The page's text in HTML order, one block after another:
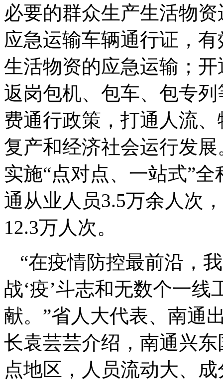
必要的群众生产生活物
应急运输车辆通行证，
生活物资的应急运输；
返岗包机、包车、包专
费通行政策，打通人流
复产和经济社会运行发
实施“点对点、一站式”
通从业人员3.5万余人次
12.3万人次。
“在疫情防控最前沿，
战‘疫’斗志和无数个一线
献。”省人大代表、南通
长袁芸芸介绍，南通兴
点地区，人员流动大、